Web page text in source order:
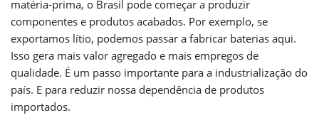
matéria-prima, o Brasil pode começar a produzir
componentes e produtos acabados. Por exemplo, se
exportamos lítio, podemos passar a fabricar baterias aqui.
Isso gera mais valor agregado e mais empregos de
qualidade. É um passo importante para a industrialização do
país. E para reduzir nossa dependência de produtos
importados.